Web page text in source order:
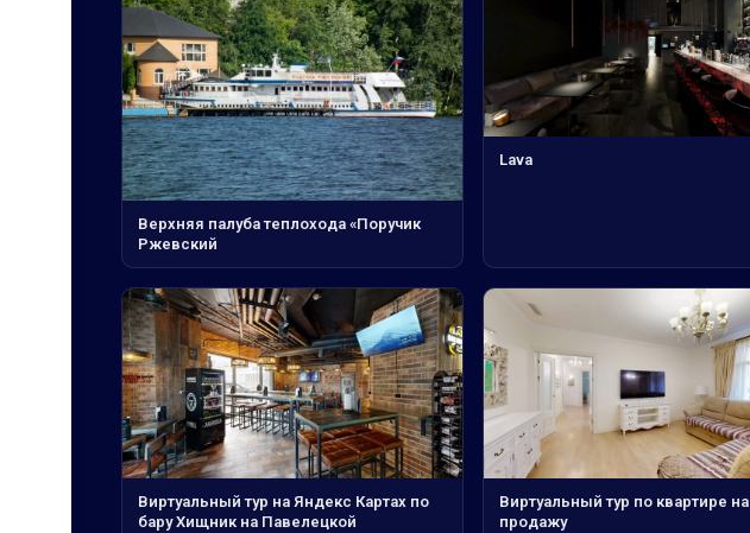
Верхняя палуба теплохода «Поручик
Ржевский
Lava
Виртуальный тур на Яндекс Картах по
бару Хищник на Павелецкой
Виртуальный тур по квартире на
продажу